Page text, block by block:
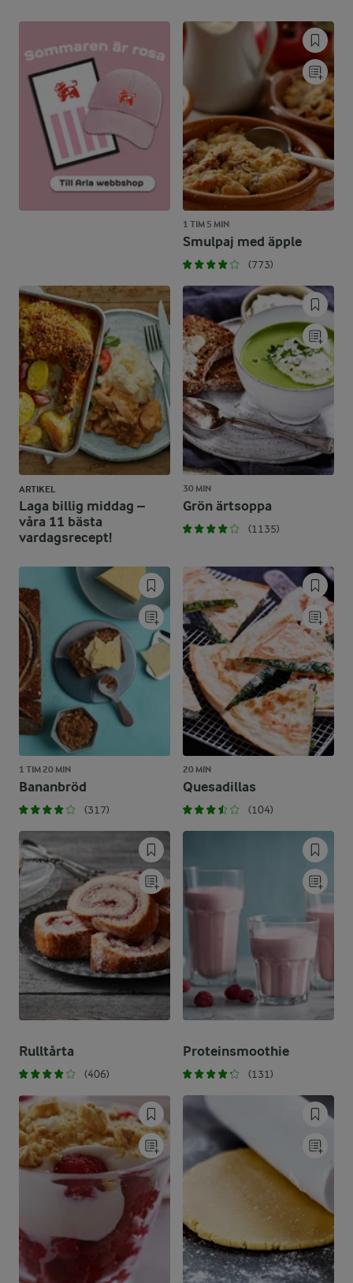
1 TIM 5 MIN
Smulpaj med äpple
(773)
ARTIKEL
Laga billig middag –
våra 11 bästa
vardagsrecept!
30 MIN
Grön ärtsoppa
(1135)
1 TIM 20 MIN
Bananbröd
(317)
20 MIN
Quesadillas
(104)
Rulltårta
(406)
Proteinsmoothie
(131)